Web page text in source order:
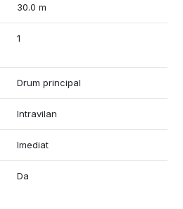
30.0 m
1
Drum principal
Intravilan
Imediat
Da